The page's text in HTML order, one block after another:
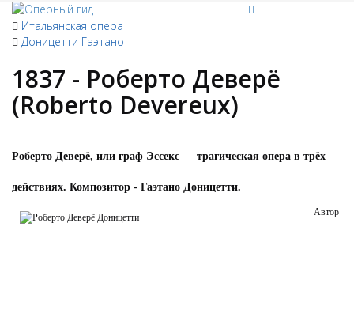
Итальянская опера
Доницетти Гаэтано
1837 - Роберто Деверё
(Roberto Devereux)
Роберто Деверё, или граф Эссекс — трагическая опера в трёх
действиях. Композитор - Гаэтано Доницетти.
Автор